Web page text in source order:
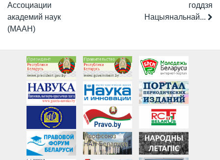
Ассоциации
академий наук
(МААН)
годдзя
Нацыянальнай...